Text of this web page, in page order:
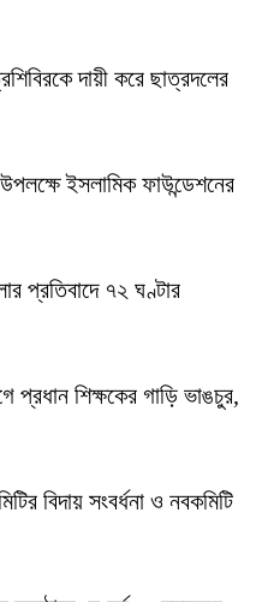
দায়ী করে ছাত্রদলের
ইসলামিক ফাউন্ডেশনের
প্রতিবাদে ৭২ ঘণ্টার
প্রধান শিক্ষকের গাড়ি ভাঙচুর,
বিদায় সংবর্ধনা ও নবকমিটি